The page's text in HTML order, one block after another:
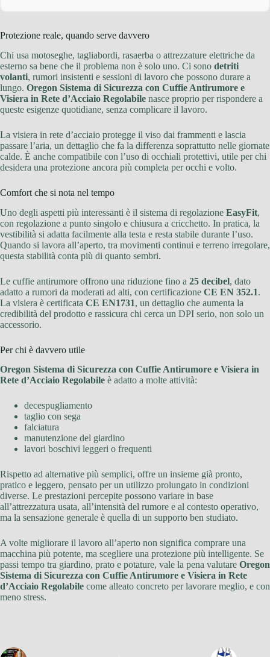
Protezione reale, quando serve davvero
Chi usa motoseghe, tagliabordi, rasaerba o attrezzature elettriche da
esterno sa bene che il problema non è solo uno. Ci sono detriti
volanti, rumori insistenti e sessioni di lavoro che possono durare a
lungo. Oregon Sistema di Sicurezza con Cuffie Antirumore e
Visiera in Rete d’Acciaio Regolabile nasce proprio per rispondere a
queste esigenze quotidiane, senza complicare il lavoro.
La visiera in rete d’acciaio protegge il viso dai frammenti e lascia
passare l’aria, un dettaglio che fa la differenza soprattutto nelle giornate
calde. È anche compatibile con l’uso di occhiali protettivi, utile per chi
desidera una protezione ancora più completa per occhi e volto.
Comfort che si nota nel tempo
Uno degli aspetti più interessanti è il sistema di regolazione EasyFit,
con regolazione a punto singolo e chiusura a cricchetto. In pratica, la
vestibilità si adatta facilmente alla testa e resta stabile durante l’uso.
Quando si lavora all’aperto, tra movimenti continui e terreno irregolare,
questa stabilità conta più di quanto sembri.
Le cuffie antirumore offrono una riduzione fino a 25 decibel, dato
adatto a rumori da moderati ad alti, con certificazione CE EN 352.1.
La visiera è certificata CE EN1731, un dettaglio che aumenta la
credibilità del prodotto e rassicura chi cerca un DPI serio, non solo un
accessorio.
Per chi è davvero utile
Oregon Sistema di Sicurezza con Cuffie Antirumore e Visiera in
Rete d’Acciaio Regolabile è adatto a molte attività:
decespugliamento
taglio con sega
falciatura
manutenzione del giardino
lavori boschivi leggeri o frequenti
Rispetto ad alternative più semplici, offre un insieme già pronto,
pratico e leggero, pensato per un utilizzo prolungato in condizioni
diverse. Le prestazioni percepite possono variare in base
all’attrezzatura usata, all’intensità del rumore e al contesto operativo,
ma la sensazione generale è quella di un supporto ben studiato.
A volte migliorare il lavoro all’aperto non significa comprare una
macchina più potente, ma scegliere una protezione più intelligente. Se
passi tempo tra giardino, prato e potature, vale la pena valutare Oregon
Sistema di Sicurezza con Cuffie Antirumore e Visiera in Rete
d’Acciaio Regolabile come alleato concreto per lavorare meglio, e con
meno stress.